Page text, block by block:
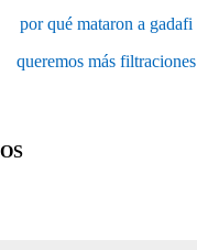
por qué mataron a gadafi
queremos más filtraciones